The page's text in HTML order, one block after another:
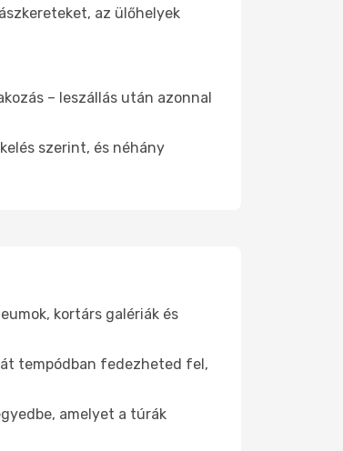
az ülőhelyek
– leszállás után azonnal
szerint, és néhány
kortárs galériák és
tempódban fedezheted fel,
amelyet a túrák